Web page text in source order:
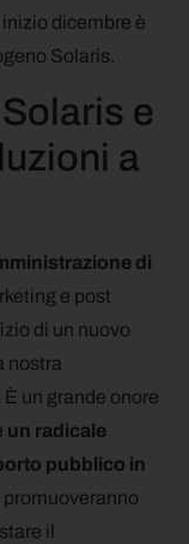
inizio dicembre è
Solaris.
e
a
di
e post
di un nuovo
nostra
un grande onore
un radicale
pubblico in
il